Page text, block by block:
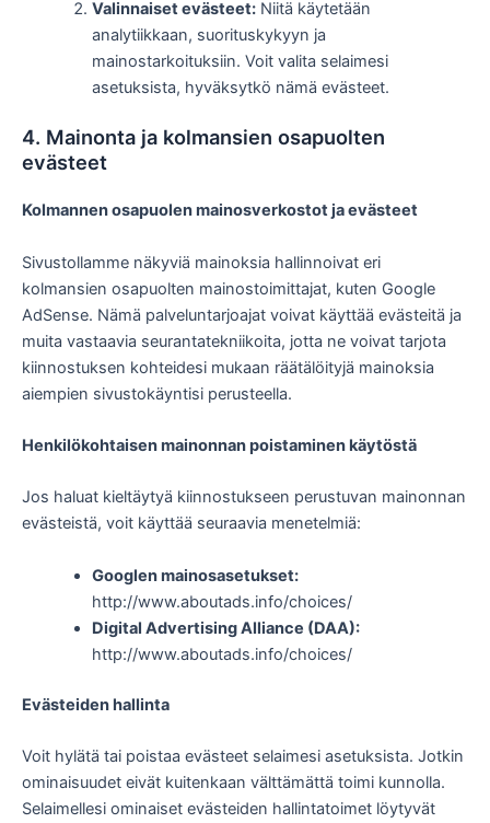
Valinnaiset evästeet:Niitä käytetään
analytiikkaan, suorituskykyyn ja
mainostarkoituksiin. Voit valita selaimesi
asetuksista, hyväksytkö nämä evästeet.
4. Mainonta ja kolmansien osapuolten
evästeet
Kolmannen osapuolen mainosverkostot ja evästeet
Sivustollamme näkyviä mainoksia hallinnoivat eri
kolmansien osapuolten mainostoimittajat, kuten Google
AdSense. Nämä palveluntarjoajat voivat käyttää evästeitä ja
muita vastaavia seurantatekniikoita, jotta ne voivat tarjota
kiinnostuksen kohteidesi mukaan räätälöityjä mainoksia
aiempien sivustokäyntisi perusteella.
Henkilökohtaisen mainonnan poistaminen käytöstä
Jos haluat kieltäytyä kiinnostukseen perustuvan mainonnan
evästeistä, voit käyttää seuraavia menetelmiä:
Googlen mainosasetukset:
http://www.aboutads.info/choices/
Digital Advertising Alliance (DAA):
http://www.aboutads.info/choices/
Evästeiden hallinta
Voit hylätä tai poistaa evästeet selaimesi asetuksista. Jotkin
ominaisuudet eivät kuitenkaan välttämättä toimi kunnolla.
Selaimellesi ominaiset evästeiden hallintatoimet löytyvät